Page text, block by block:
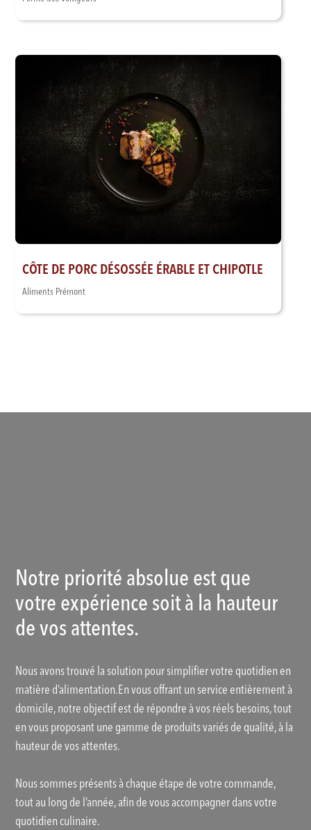
CÔTE DE PORC DÉSOSSÉE ÉRABLE ET CHIPOTLE
Aliments Prémont
Notre priorité absolue est que
votre expérience soit à la hauteur
de vos attentes.
Nous avons trouvé la solution pour simplifier votre quotidien en
matière d’alimentation.En vous offrant un service entièrement à
domicile, notre objectif est de répondre à vos réels besoins, tout
en vous proposant une gamme de produits variés de qualité, à la
hauteur de vos attentes.
Nous sommes présents à chaque étape de votre commande,
tout au long de l’année, afin de vous accompagner dans votre
quotidien culinaire.